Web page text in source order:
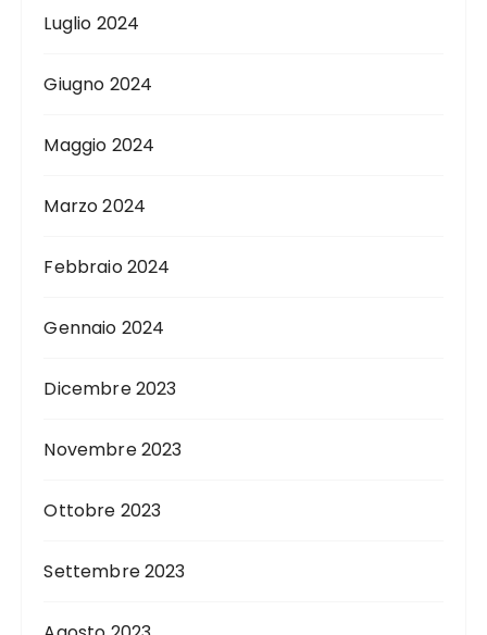
Luglio 2024
Giugno 2024
Maggio 2024
Marzo 2024
Febbraio 2024
Gennaio 2024
Dicembre 2023
Novembre 2023
Ottobre 2023
Settembre 2023